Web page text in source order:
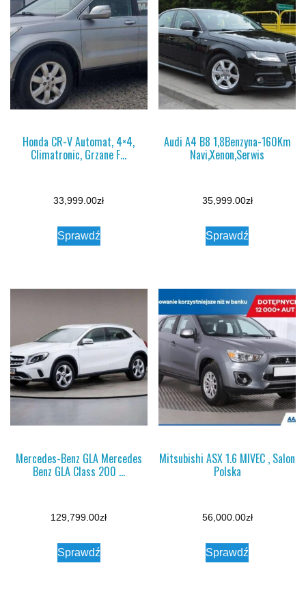
Honda CR-V Automat, 4×4,
Climatronic, Grzane F…
33,999.00zł
Sprawdź
Audi A4 B8 1,8Benzyna-160Km
Navi,Xenon,Serwis
35,999.00zł
Sprawdź
Mercedes-Benz GLA Mercedes
Benz GLA Class 200 …
129,799.00zł
Sprawdź
Mitsubishi ASX 1.6 MIVEC , Salon
Polska
56,000.00zł
Sprawdź